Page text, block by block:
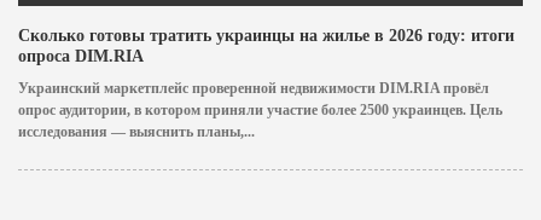
Сколько готовы тратить украинцы на жилье в 2026 году: итоги
опроса DIM.RIA
Украинский маркетплейс проверенной недвижимости DIM.RIA провёл
опрос аудитории, в котором приняли участие более 2500 украинцев. Цель
исследования — выяснить планы,...